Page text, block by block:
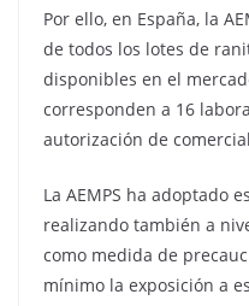
Por ello, en España, la
de todos los lotes de
disponibles en el
corresponden a 16
autorización de
La AEMPS ha adoptado
realizando también a
como medida de
mínimo la exposición a